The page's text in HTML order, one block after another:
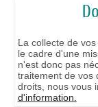
La collecte de
le cadre d'une
n'est donc pas
traitement de vos
droits, nous vous
d'information.